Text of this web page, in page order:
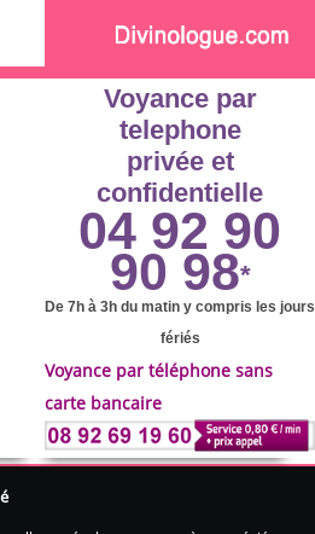
Voyance par
telephone
privée et
confidentielle
04 92 90
90 98*
De 7h à 3h du matin y compris les jours
fériés
Voyance par téléphone sans
carte bancaire